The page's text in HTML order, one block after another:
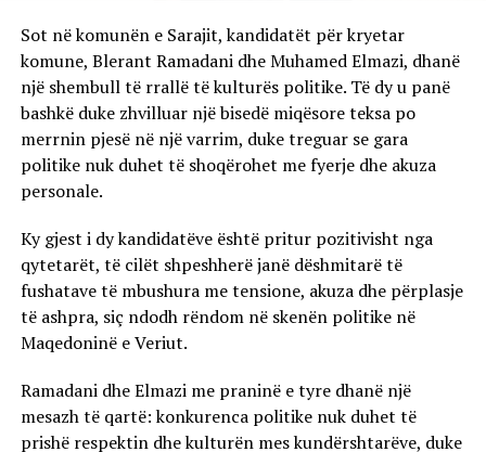
Sot në komunën e Sarajit, kandidatët për kryetar
komune, Blerant Ramadani dhe Muhamed Elmazi, dhanë
një shembull të rrallë të kulturës politike. Të dy u panë
bashkë duke zhvilluar një bisedë miqësore teksa po
merrnin pjesë në një varrim, duke treguar se gara
politike nuk duhet të shoqërohet me fyerje dhe akuza
personale.
Ky gjest i dy kandidatëve është pritur pozitivisht nga
qytetarët, të cilët shpeshherë janë dëshmitarë të
fushatave të mbushura me tensione, akuza dhe përplasje
të ashpra, siç ndodh rëndom në skenën politike në
Maqedoninë e Veriut.
Ramadani dhe Elmazi me praninë e tyre dhanë një
mesazh të qartë: konkurenca politike nuk duhet të
prishë respektin dhe kulturën mes kundërshtarëve, duke